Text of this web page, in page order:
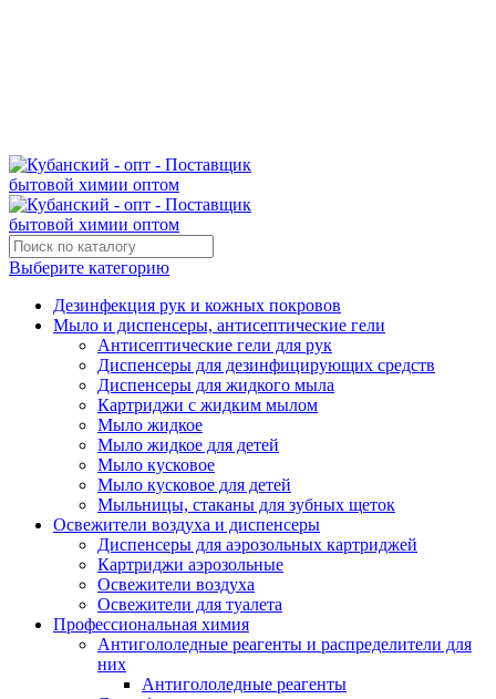
Выберите категорию
Дезинфекция рук и кожных покровов
Мыло и диспенсеры, антисептические гели
Антисептические гели для рук
Диспенсеры для дезинфицирующих средств
Диспенсеры для жидкого мыла
Картриджи с жидким мылом
Мыло жидкое
Мыло жидкое для детей
Мыло кусковое
Мыло кусковое для детей
Мыльницы, стаканы для зубных щеток
Освежители воздуха и диспенсеры
Диспенсеры для аэрозольных картриджей
Картриджи аэрозольные
Освежители воздуха
Освежители для туалета
Профессиональная химия
Антигололедные реагенты и распределители для
них
Антигололедные реагенты